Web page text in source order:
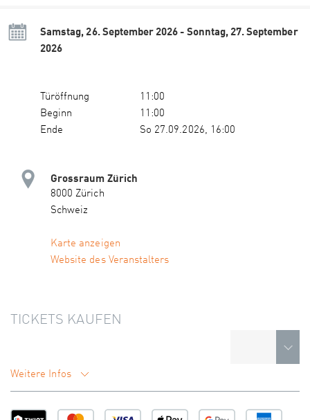
Samstag, 26. September 2026 - Sonntag, 27. September
2026
Türöffnung
11:00
Beginn
11:00
Ende
So 27.09.2026, 16:00
Grossraum Zürich
8000 Zürich
Schweiz
Karte anzeigen
Website des Veranstalters
TICKETS KAUFEN
Weitere Infos